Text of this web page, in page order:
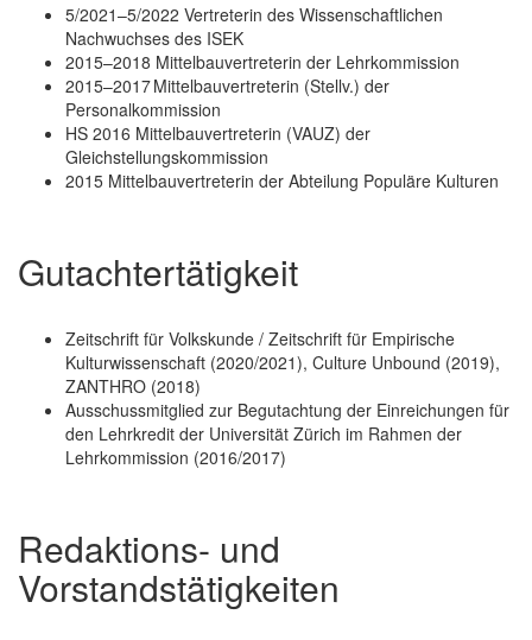
5/2021–5/2022 Vertreterin des Wissenschaftlichen
Nachwuchses des ISEK
2015–2018 Mittelbauvertreterin der Lehrkommission
2015–2017 Mittelbauvertreterin (Stellv.) der
Personalkommission
HS 2016 Mittelbauvertreterin (VAUZ) der
Gleichstellungskommission
2015 Mittelbauvertreterin der Abteilung Populäre Kulturen
Gutachtertätigkeit
Zeitschrift für Volkskunde / Zeitschrift für Empirische
Kulturwissenschaft (2020/2021), Culture Unbound (2019),
ZANTHRO (2018)
Ausschussmitglied zur Begutachtung der Einreichungen für
den Lehrkredit der Universität Zürich im Rahmen der
Lehrkommission (2016/2017)
Redaktions- und
Vorstandstätigkeiten